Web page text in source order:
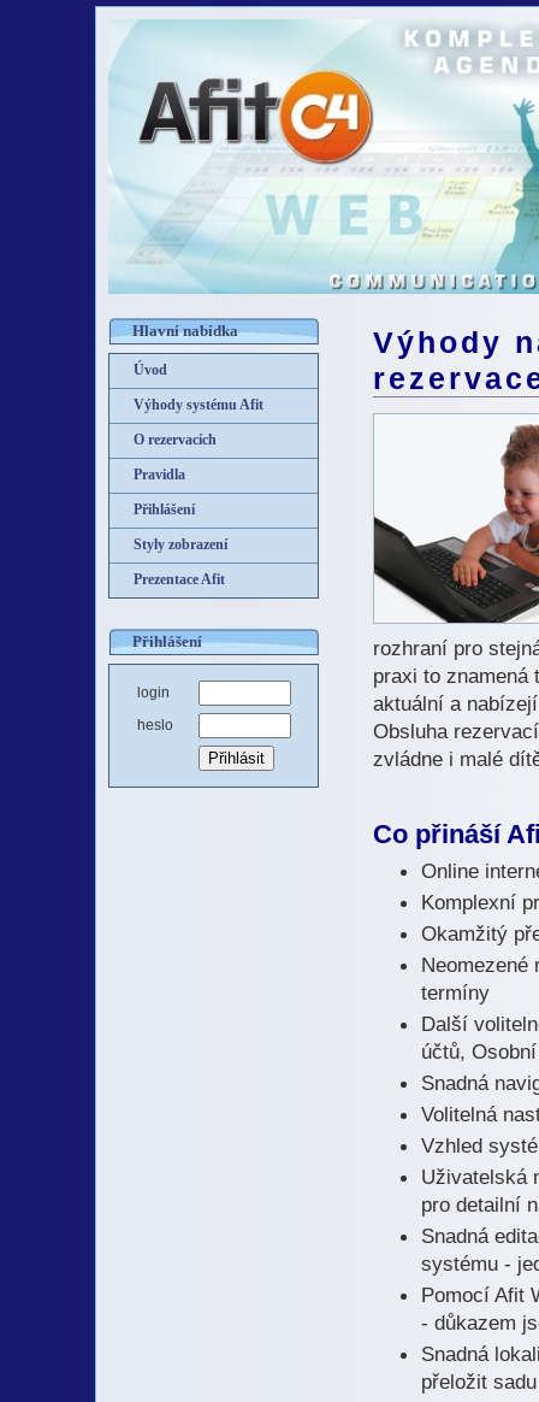
Hlavní nabídka
Úvod
Výhody systému Afit
O rezervacích
Pravidla
Přihlášení
Styly zobrazení
Prezentace Afit
Přihlášení
login
heslo
Výhody
rozhraní pro
praxi to znamená
aktuální a
Obsluha
zvládne i malé
Co přináší
Online
Komplexní
Okamžitý
termíny
Další
účtů,
Snadná
Volitelná
Vzhled
Uživatelská
pro detailní
Snadná
systému -
Pomocí Afit
- důkazem
Snadná
přeložit